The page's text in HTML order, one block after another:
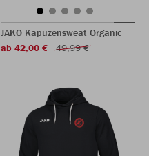
JAKO Kapuzensweat Organic
ab 42,00 €
49,99 €